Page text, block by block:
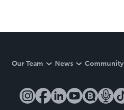
Our Team News Community